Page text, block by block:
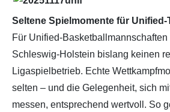
Seltene Spielmomente für Unified-
Für Unified-Basketballmannschaften
Schleswig-Holstein bislang keinen
Ligaspielbetrieb. Echte
selten – und die Gelegenheit, sich
messen, entsprechend wertvoll. So